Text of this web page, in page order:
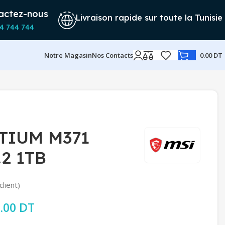
nous
744 744
Livraison rapide sur toute la Tunisie
Notre MagasinNos Contacts 0.00DT
M371
1TB
initial était : 169.00 DT.
DT